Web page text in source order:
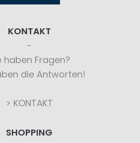
KONTAKT
haben Fragen?
die Antworten!
> KONTAKT
SHOPPING